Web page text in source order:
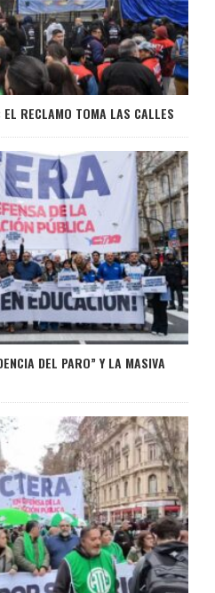
RECLAMO TOMA LAS CALLES
DEL PARO” Y LA MASIVA